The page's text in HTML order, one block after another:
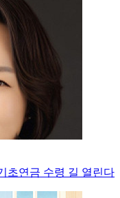
초연금 수령 길 열린다